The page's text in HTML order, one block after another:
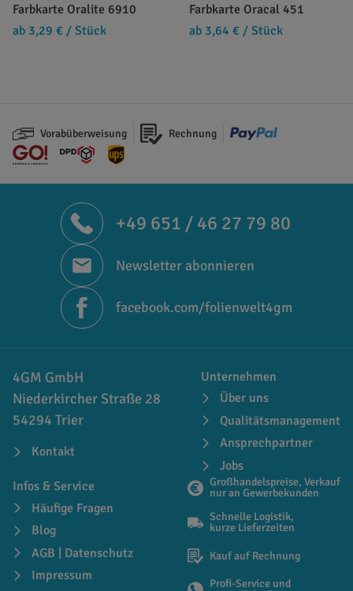
Farbkarte Oralite 6910
ab 3,29 € / Stück
Farbkarte Oracal 451
ab 3,64 € / Stück
Vorabüberweisung Rechnung
+49 651 / 46 27 79 80
Newsletter abonnieren
facebook.com/folienwelt4gm
4GM GmbH
Niederkircher Straße 28
54294 Trier
Kontakt
Unternehmen
Über uns
Qualitätsmanagement
Ansprechpartner
Jobs
Infos & Service
Häufige Fragen
Blog
AGB | Datenschutz
Impressum
Großhandelspreise, Verkauf
nur an Gewerbekunden
Schnelle Logistik,
kurze Lieferzeiten
Kauf auf Rechnung
Profi-Service und